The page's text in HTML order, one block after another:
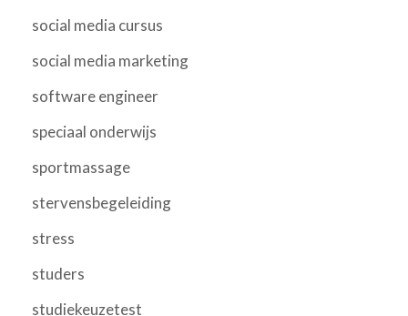
social media cursus
social media marketing
software engineer
speciaal onderwijs
sportmassage
stervensbegeleiding
stress
studers
studiekeuzetest